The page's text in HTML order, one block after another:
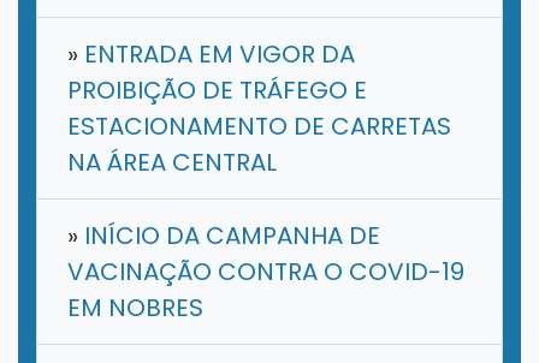
» ENTRADA EM VIGOR DA
PROIBIÇÃO DE TRÁFEGO E
ESTACIONAMENTO DE CARRETAS
NA ÁREA CENTRAL
» INÍCIO DA CAMPANHA DE
VACINAÇÃO CONTRA O COVID-19
EM NOBRES